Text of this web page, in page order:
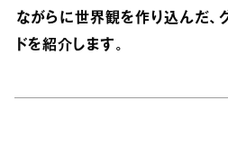
ながらに世界観を作り込んだ、
ドを紹介します。